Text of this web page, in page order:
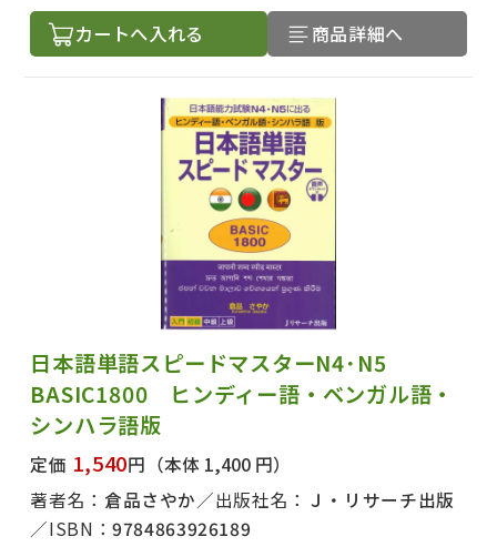
カートへ入れる 商品詳細へ
日本語単語スピードマスターN4･N5
BASIC1800 ヒンディー語・ベンガル語・
シンハラ語版
定価 1,540円 （本体 1,400 円）
著者名： 倉品さやか 出版社名： Ｊ・リサーチ出版
ISBN：9784863926189